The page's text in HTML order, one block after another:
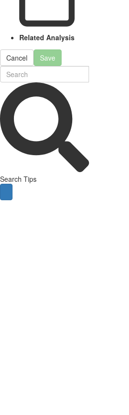
Related Analysis
Cancel Save
Search Tips